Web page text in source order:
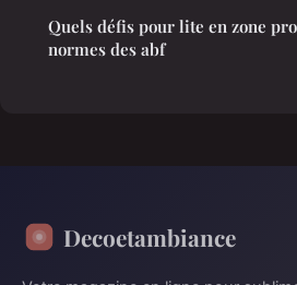
Quels défis pour lite en zone
normes des abf
Decoetambiance